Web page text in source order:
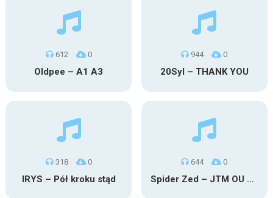
612 0
Oldpee – A1 A3
944 0
20Syl – THANK YOU
318 0
IRYS – Pół kroku stąd
644 0
Spider Zed – JTM OU TG